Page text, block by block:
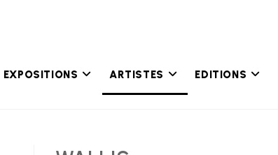
EXPOSITIONS ARTISTES EDITIONS